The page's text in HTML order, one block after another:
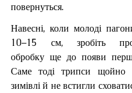
повернуться.
Навесні, коли молоді
10–15 см, зробіть
обробку ще до появи
Саме тоді трипси щойно
зимівлі й не встигли